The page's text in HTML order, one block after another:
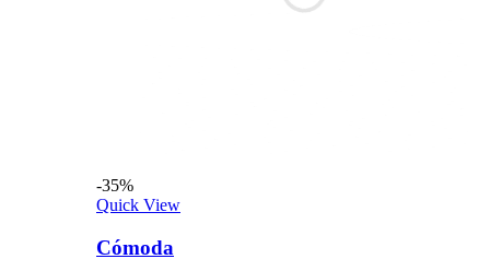
-35%
Quick View
Cómoda